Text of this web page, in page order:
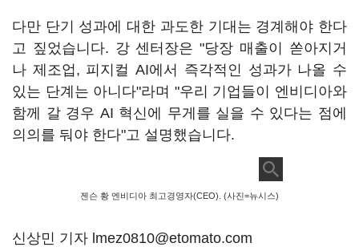
다만 단기 성과에 대한 과도한 기대는 경계해야 한다
고 짚었습니다. 강 센터장은 "당장 매출이 쏟아지거
나 제조업, 피지컬 AI에서 즉각적인 성과가 나올 수
있는 단계는 아니다"라며 "우리 기업들이 엔비디아와
함께 갈 경우 AI 혁신에 무게를 실을 수 있다는 점에
의의를 둬야 한다"고 설명했습니다.
젠슨 황 엔비디아 최고경영자(CEO). (사진=뉴시스)
신상민 기자 lmez0810@etomato.com